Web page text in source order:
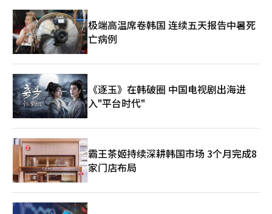
极端高温席卷韩国 连续五天报告中暑死
亡病例
《逐玉》在韩破圈 中国电视剧出海进
入"平台时代"
霸王茶姬持续深耕韩国市场 3个月完成8
家门店布局